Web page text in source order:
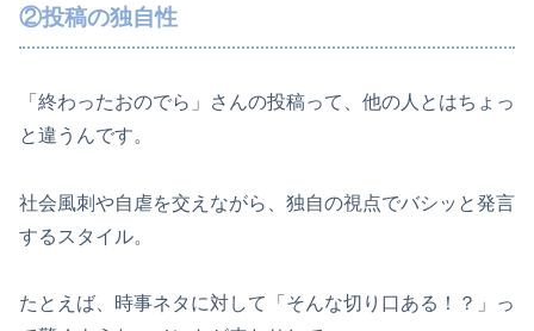
②投稿の独自性
「終わったおのでら」さんの投稿って、他の人とはちょっ
と違うんです。
社会風刺や自虐を交えながら、独自の視点でバシッと発言
するスタイル。
たとえば、時事ネタに対して「そんな切り口ある！？」っ